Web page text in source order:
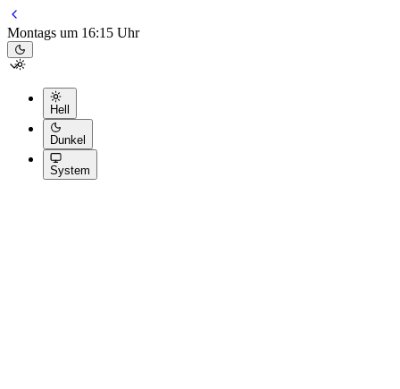
Montags um 16:15 Uhr
Hell
Dunkel
System